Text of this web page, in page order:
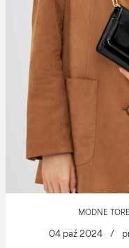
MODNE
04 paź 2024 /